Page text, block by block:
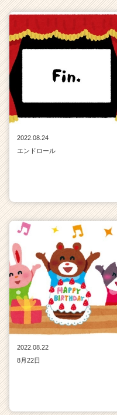
2022.08.24
エンドロール
2022.08.22
8月22日